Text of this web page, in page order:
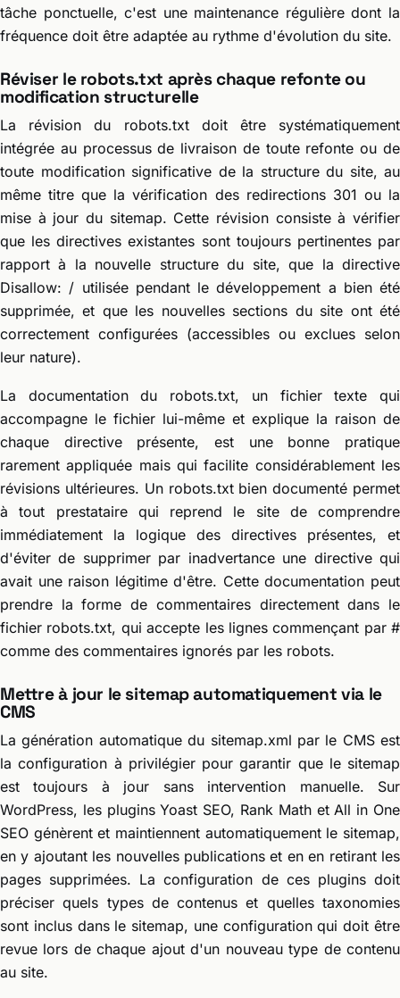
tâche ponctuelle, c'est une maintenance régulière dont la
fréquence doit être adaptée au rythme d'évolution du site.
Réviser le robots.txt après chaque refonte ou
modification structurelle
La révision du robots.txt doit être systématiquement
intégrée au processus de livraison de toute refonte ou de
toute modification significative de la structure du site, au
même titre que la vérification des redirections 301 ou la
mise à jour du sitemap. Cette révision consiste à vérifier
que les directives existantes sont toujours pertinentes par
rapport à la nouvelle structure du site, que la directive
Disallow: / utilisée pendant le développement a bien été
supprimée, et que les nouvelles sections du site ont été
correctement configurées (accessibles ou exclues selon
leur nature).
La documentation du robots.txt, un fichier texte qui
accompagne le fichier lui-même et explique la raison de
chaque directive présente, est une bonne pratique
rarement appliquée mais qui facilite considérablement les
révisions ultérieures. Un robots.txt bien documenté permet
à tout prestataire qui reprend le site de comprendre
immédiatement la logique des directives présentes, et
d'éviter de supprimer par inadvertance une directive qui
avait une raison légitime d'être. Cette documentation peut
prendre la forme de commentaires directement dans le
fichier robots.txt, qui accepte les lignes commençant par #
comme des commentaires ignorés par les robots.
Mettre à jour le sitemap automatiquement via le
CMS
La génération automatique du sitemap.xml par le CMS est
la configuration à privilégier pour garantir que le sitemap
est toujours à jour sans intervention manuelle. Sur
WordPress, les plugins Yoast SEO, Rank Math et All in One
SEO génèrent et maintiennent automatiquement le sitemap,
en y ajoutant les nouvelles publications et en en retirant les
pages supprimées. La configuration de ces plugins doit
préciser quels types de contenus et quelles taxonomies
sont inclus dans le sitemap, une configuration qui doit être
revue lors de chaque ajout d'un nouveau type de contenu
au site.